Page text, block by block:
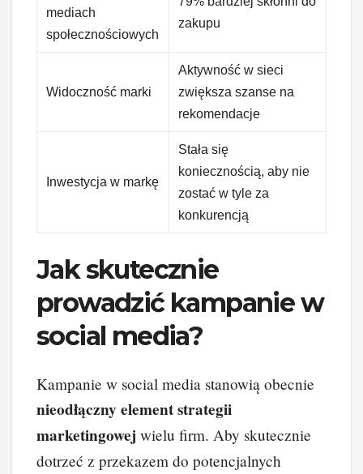
mediach
społecznościowych
zakupu
Widoczność marki
Aktywność w sieci
zwiększa szanse na
rekomendacje
Inwestycja w markę
Stała się
koniecznością, aby nie
zostać w tyle za
konkurencją
Jak skutecznie
prowadzić kampanie w
social media?
Kampanie w social media stanowią obecnie
nieodłączny element strategii
marketingowej wielu firm. Aby skutecznie
dotrzeć z przekazem do potencjalnych